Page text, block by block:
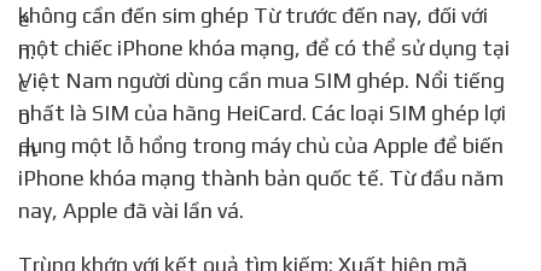
không cần đến sim ghép Từ trước đến nay, đối với
một chiếc iPhone khóa mạng, để có thể sử dụng tại
Việt Nam người dùng cần mua SIM ghép. Nổi tiếng
nhất là SIM của hãng HeiCard. Các loại SIM ghép lợi
dụng một lỗ hổng trong máy chủ của Apple để biến
iPhone khóa mạng thành bản quốc tế. Từ đầu năm
nay, Apple đã vài lần vá.
Trùng khớp với kết quả tìm kiếm: Xuất hiện mã